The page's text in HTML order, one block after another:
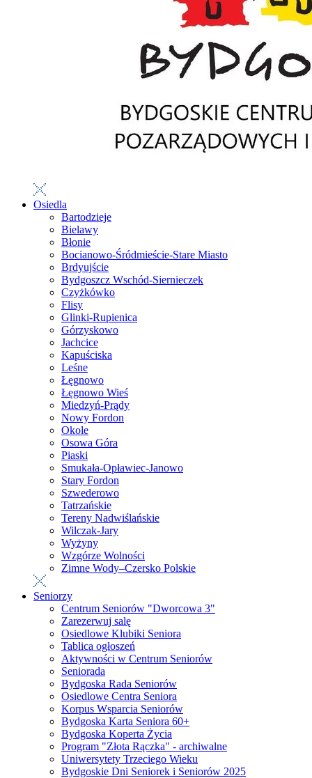
Osiedla
Bartodzieje
Bielawy
Błonie
Bocianowo-Śródmieście-Stare Miasto
Brdyujście
Bydgoszcz Wschód-Siernieczek
Czyżkówko
Flisy
Glinki-Rupienica
Górzyskowo
Jachcice
Kapuściska
Leśne
Łęgnowo
Łęgnowo Wieś
Miedzyń-Prądy
Nowy Fordon
Okole
Osowa Góra
Piaski
Smukała-Opławiec-Janowo
Stary Fordon
Szwederowo
Tatrzańskie
Tereny Nadwiślańskie
Wilczak-Jary
Wyżyny
Wzgórze Wolności
Zimne Wody–Czersko Polskie
Seniorzy
Centrum Seniorów "Dworcowa 3"
Zarezerwuj salę
Osiedlowe Klubiki Seniora
Tablica ogłoszeń
Aktywności w Centrum Seniorów
Seniorada
Bydgoska Rada Seniorów
Osiedlowe Centra Seniora
Korpus Wsparcia Seniorów
Bydgoska Karta Seniora 60+
Bydgoska Koperta Życia
Program "Złota Rączka" - archiwalne
Uniwersytety Trzeciego Wieku
Bydgoskie Dni Seniorek i Seniorów 2025